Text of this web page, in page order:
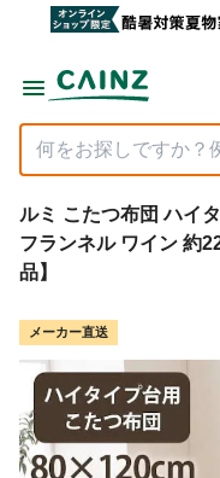
ルミ こたつ布団 ハイ
フランネル ワイン 約
品】
メーカー直送